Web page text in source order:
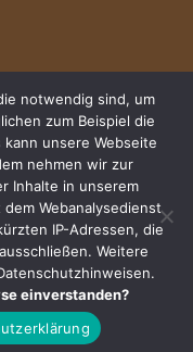
notwendig sind, um
zum Beispiel die
unsere Webseite
nehmen wir zur
Inhalte in unserem
Webanalysedienst
IP-Adressen, die
Weitere
einverstanden?